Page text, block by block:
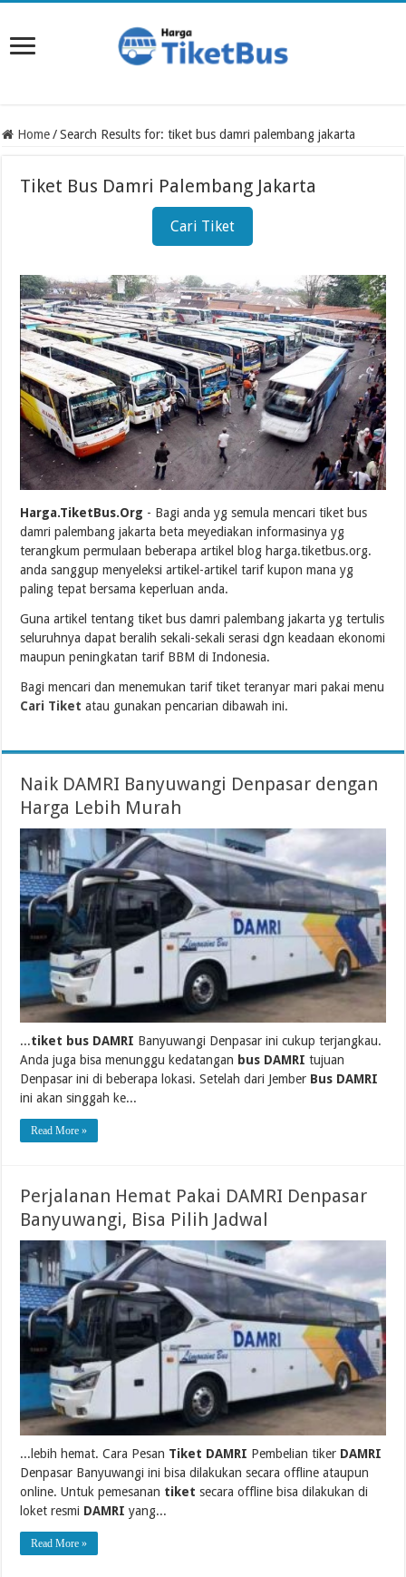
Home / Search Results for: tiket bus damri palembang jakarta
Tiket Bus Damri Palembang Jakarta
Cari Tiket
Harga.TiketBus.Org - Bagi anda yg semula mencari tiket bus
damri palembang jakarta beta meyediakan informasinya yg
terangkum permulaan beberapa artikel blog harga.tiketbus.org.
anda sanggup menyeleksi artikel-artikel tarif kupon mana yg
paling tepat bersama keperluan anda.
Guna artikel tentang tiket bus damri palembang jakarta yg tertulis
seluruhnya dapat beralih sekali-sekali serasi dgn keadaan ekonomi
maupun peningkatan tarif BBM di Indonesia.
Bagi mencari dan menemukan tarif tiket teranyar mari pakai menu
Cari Tiket atau gunakan pencarian dibawah ini.
Naik DAMRI Banyuwangi Denpasar dengan
Harga Lebih Murah
...tiket bus DAMRI Banyuwangi Denpasar ini cukup terjangkau.
Anda juga bisa menunggu kedatangan bus DAMRI tujuan
Denpasar ini di beberapa lokasi. Setelah dari Jember Bus DAMRI
ini akan singgah ke...
Read More »
Perjalanan Hemat Pakai DAMRI Denpasar
Banyuwangi, Bisa Pilih Jadwal
...lebih hemat. Cara Pesan Tiket DAMRI Pembelian tiker DAMRI
Denpasar Banyuwangi ini bisa dilakukan secara offline ataupun
online. Untuk pemesanan tiket secara offline bisa dilakukan di
loket resmi DAMRI yang...
Read More »